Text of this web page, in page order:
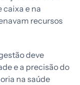
e na
recursos
deve
e a precisão do
na saúde